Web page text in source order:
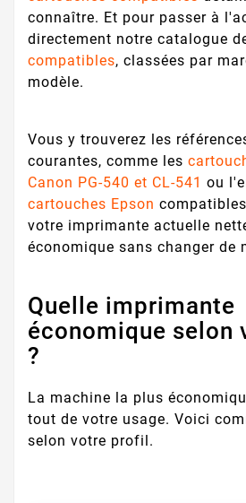
connaître. Et pour passer à
directement notre catalogue
compatibles, classées par
modèle.
Vous y trouverez les
courantes, comme les
Canon PG-540 et CL-541 ou
cartouches Epson
votre imprimante actuelle
économique sans changer de
Quelle imprimante
économique selon
?
La machine la plus
tout de votre usage. Voici
selon votre profil.